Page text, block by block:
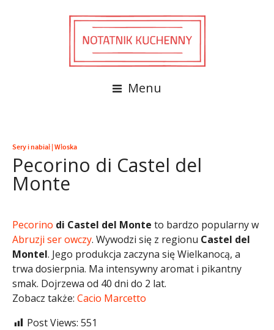
Menu
Sery i nabiał|Włoska
Pecorino di Castel del
Monte
Pecorino di Castel del Monte to bardzo popularny w
Abruzji ser owczy. Wywodzi się z regionu Castel del
Montel. Jego produkcja zaczyna się Wielkanocą, a
trwa dosierpnia. Ma intensywny aromat i pikantny
smak. Dojrzewa od 40 dni do 2 lat.
Zobacz także: Cacio Marcetto
Post Views: 551